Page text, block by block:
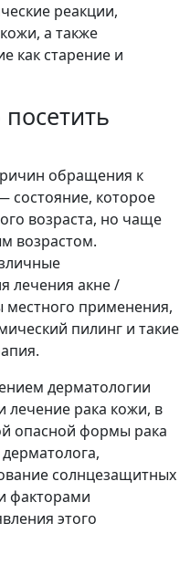
реакции,
а также
как старение и
обращения к
состояние, которое
возраста, но чаще
возрастом.
лечения акне /
применения,
пилинг и такие
дерматологии
лечение рака кожи, в
опасной формы рака
солнцезащитных
факторами
этого